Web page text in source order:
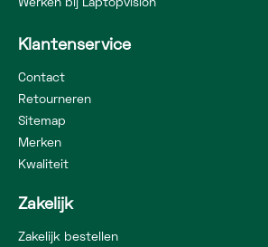
Werken bij Laptopvision
Klantenservice
Contact
Retourneren
Sitemap
Merken
Kwaliteit
Zakelijk
Zakelijk bestellen